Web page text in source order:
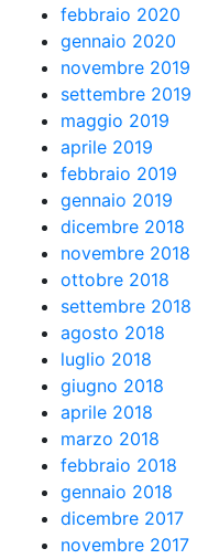
febbraio 2020
gennaio 2020
novembre 2019
settembre 2019
maggio 2019
aprile 2019
febbraio 2019
gennaio 2019
dicembre 2018
novembre 2018
ottobre 2018
settembre 2018
agosto 2018
luglio 2018
giugno 2018
aprile 2018
marzo 2018
febbraio 2018
gennaio 2018
dicembre 2017
novembre 2017